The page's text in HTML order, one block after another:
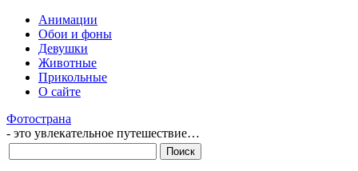
Анимации
Обои и фоны
Девушки
Животные
Прикольные
О сайте
Фотострана
- это увлекательное путешествие…